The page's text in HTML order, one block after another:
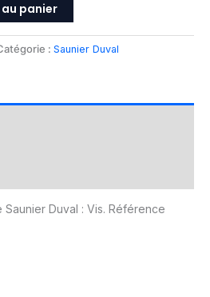
panier
: Saunier Duval
Duval : Vis. Référence